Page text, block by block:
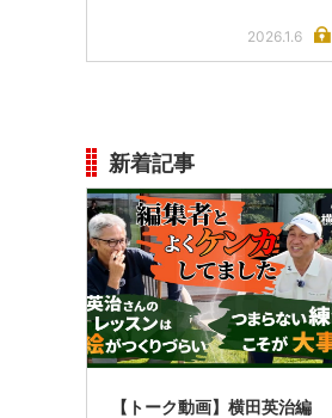
2026.1.6
新着記事
【トーク動画】横田英治編